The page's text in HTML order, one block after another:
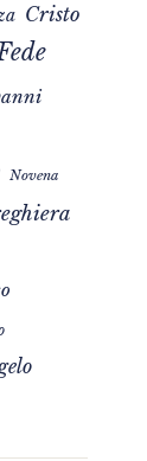
Cristo
Novena